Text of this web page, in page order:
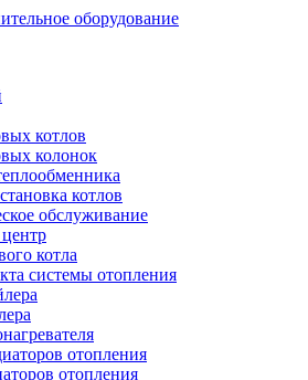
оборудование
котлов
колонок
котлов
обслуживание
котла
системы отопления
отопления
отопления